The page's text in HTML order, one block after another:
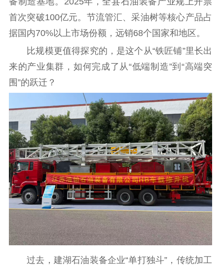
首次突破100亿元。节流管汇、采油树等核心产品占
据国内70%以上市场份额，远销68个国家和地区。
比规模更值得探究的，是这个从“铁匠铺”里长出
来的产业集群，如何完成了从“低端制造”到“高端突
围”的跃迁？
过去，建湖石油装备企业“单打独斗”，传统加工